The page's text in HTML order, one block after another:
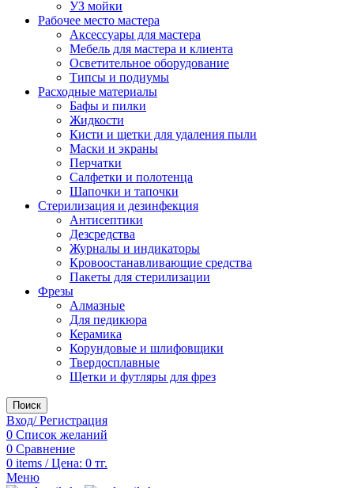
УЗ мойки
Рабочее место мастера
Аксессуары для мастера
Мебель для мастера и клиента
Осветительное оборудование
Типсы и подиумы
Расходные материалы
Бафы и пилки
Жидкости
Кисти и щетки для удаления пыли
Маски и экраны
Перчатки
Салфетки и полотенца
Шапочки и тапочки
Стерилизация и дезинфекция
Антисептики
Дезсредства
Журналы и индикаторы
Кровоостанавливающие средства
Пакеты для стерилизации
Фрезы
Алмазные
Для педикюра
Керамика
Корундовые и шлифовщики
Твердосплавные
Щетки и футляры для фрез
Поиск
Вход/ Регистрация
0 Список желаний
0 Сравнение
0 items / Цена: 0 тг.
Меню